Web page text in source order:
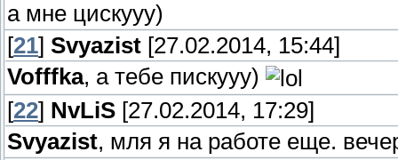
а мне цискууу)
[21] Svyazist [27.02.2014, 15:44]
Vofffka, а тебе пискууу)
[22] NvLiS [27.02.2014, 17:29]
Svyazist, мля я на работе еще.